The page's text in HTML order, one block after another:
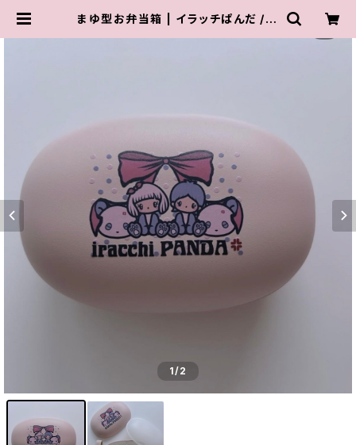
まゆ型お弁当箱 | イラッチぱんだ / ir
1/2